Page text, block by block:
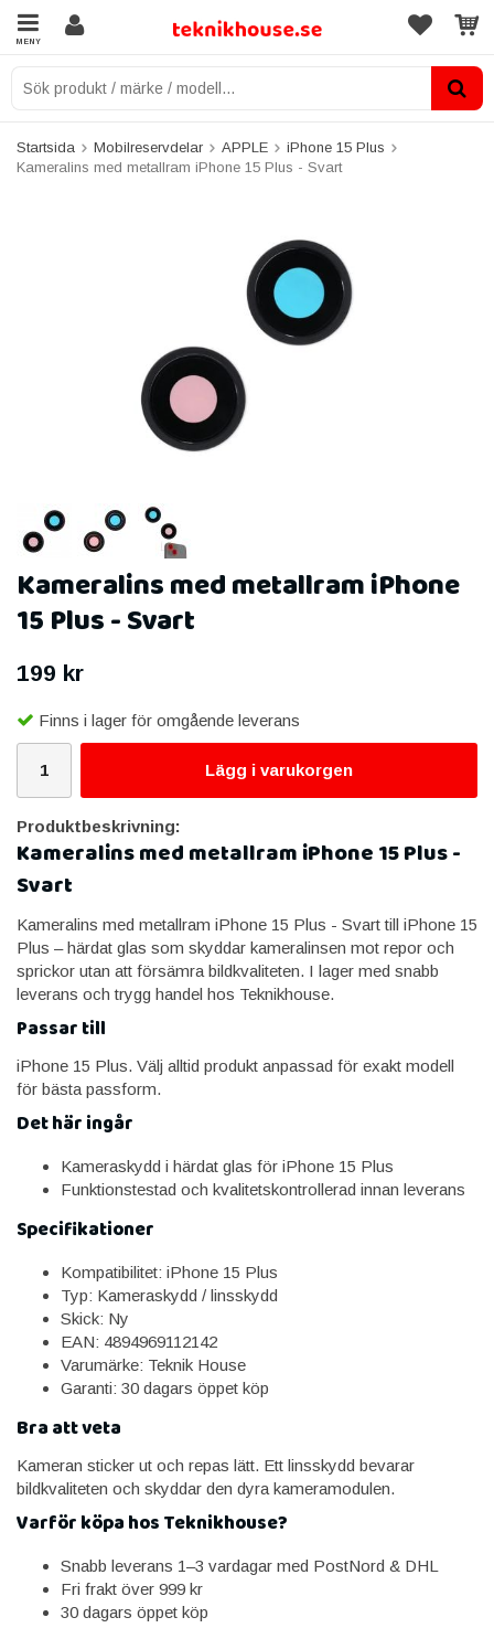
MENY
Startsida Mobilreservdelar APPLE
iPhone 15 Plus
Kameralins med metallram iPhone 15 Plus - Svart
Kameralins med metallram iPhone
15 Plus - Svart
199 kr
Finns i lager för omgående leverans
Lägg i varukorgen
Produktbeskrivning:
Kameralins med metallram iPhone 15 Plus -
Svart
Kameralins med metallram iPhone 15 Plus - Svart till iPhone 15
Plus – härdat glas som skyddar kameralinsen mot repor och
sprickor utan att försämra bildkvaliteten. I lager med snabb
leverans och trygg handel hos Teknikhouse.
Passar till
iPhone 15 Plus. Välj alltid produkt anpassad för exakt modell
för bästa passform.
Det här ingår
Kameraskydd i härdat glas för iPhone 15 Plus
Funktionstestad och kvalitetskontrollerad innan leverans
Specifikationer
Kompatibilitet: iPhone 15 Plus
Typ: Kameraskydd / linsskydd
Skick: Ny
EAN: 4894969112142
Varumärke: Teknik House
Garanti: 30 dagars öppet köp
Bra att veta
Kameran sticker ut och repas lätt. Ett linsskydd bevarar
bildkvaliteten och skyddar den dyra kameramodulen.
Varför köpa hos Teknikhouse?
Snabb leverans 1–3 vardagar med PostNord & DHL
Fri frakt över 999 kr
30 dagars öppet köp